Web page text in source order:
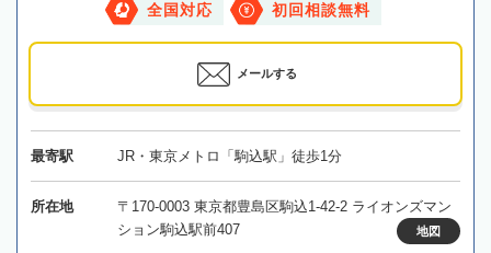
全国対応 初回相談無料
メールする
最寄駅 JR・東京メトロ「駒込駅」徒歩1分
所在地
〒170-0003 東京都豊島区駒込1-42-2 ライオンズマン
ション駒込駅前407
地図